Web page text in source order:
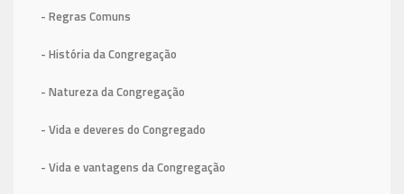
- Regras Comuns
- História da Congregação
- Natureza da Congregação
- Vida e deveres do Congregado
- Vida e vantagens da Congregação